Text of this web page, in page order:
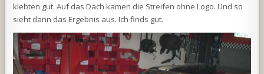
klebten gut. Auf das Dach kamen die Streifen ohne Logo. Und so
sieht dann das Ergebnis aus. Ich finds gut.